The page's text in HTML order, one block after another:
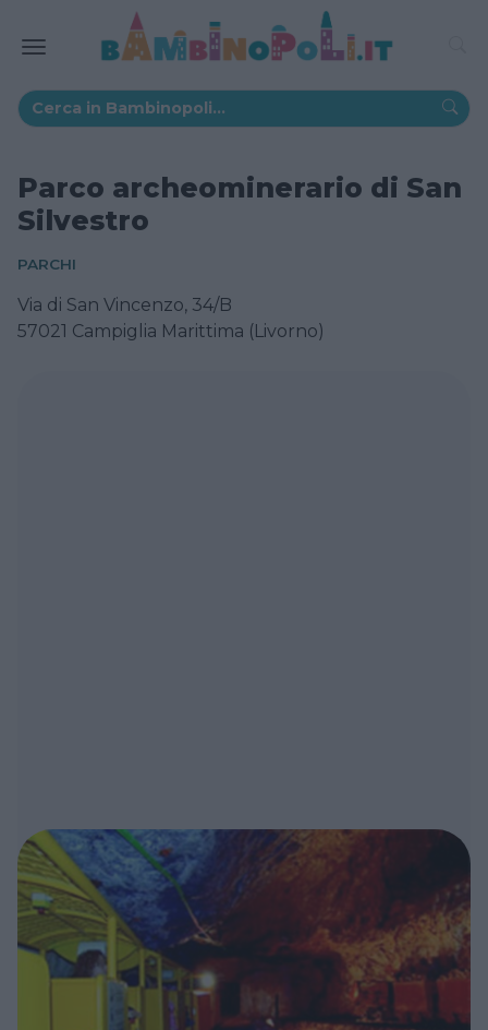
Parco archeominerario di San
Silvestro
PARCHI
Via di San Vincenzo, 34/B
57021 Campiglia Marittima (Livorno)